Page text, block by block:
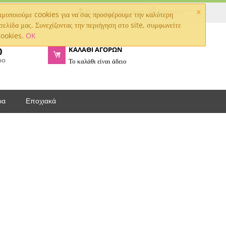
×
cookies για να σας προσφέρουμε την καλύτερη
μας. Συνεχίζοντας την περιήγηση στο site, συμφωνείτε
OK
Ελληνικά
Ο Λογαριασμός μου
ΚΑΛΑΘΙ ΑΓΟΡΩΝ
Το καλάθι είναι άδειο
Εποχιακά